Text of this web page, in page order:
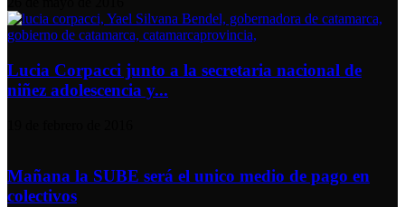
Lucia Corpacci junto a la secretaria nacional de
niñez adolescencia y...
Mañana la SUBE será el unico medio de pago en
colectivos